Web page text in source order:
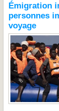
Émigration
personnes
voyage